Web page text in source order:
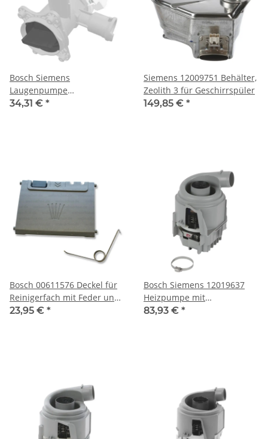
Bosch Siemens
Laugenpumpe
Ablaufpumpe 00146258 mit
34,31 € *
Siemens 12009751 Behälter,
Zeolith 3 für Geschirrspüler
149,85 € *
Bosch 00611576 Deckel für
Reinigerfach mit Feder und
Dichtung
23,95 € *
Bosch Siemens 12019637
Heizpumpe mit
Ansaugkappe für
83,93 € *